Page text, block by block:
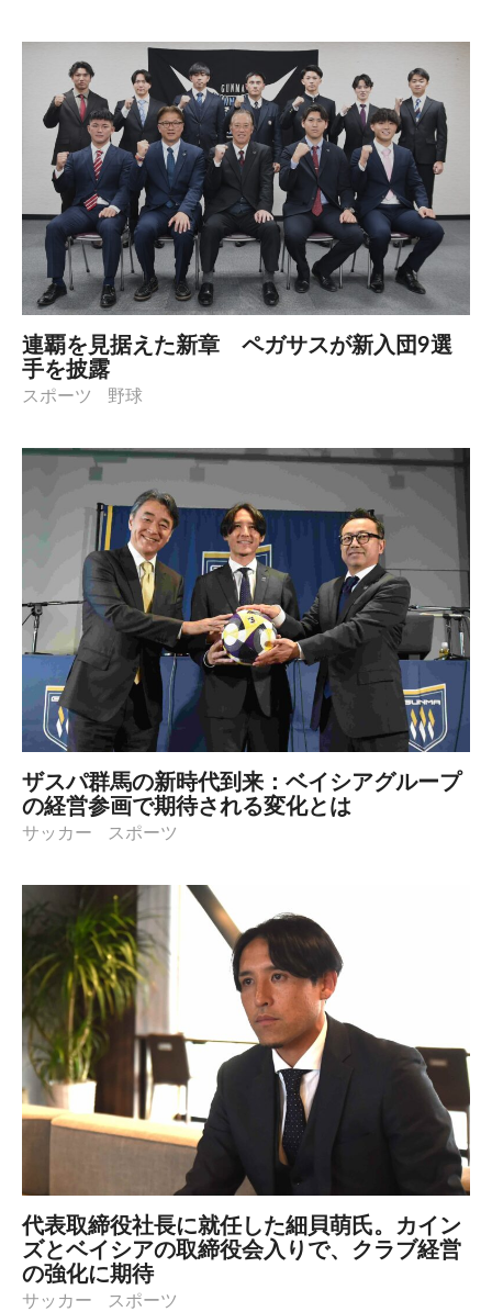
連覇を見据えた新章 ペガサスが新入団9選
手を披露
スポーツ 野球
ザスパ群馬の新時代到来：ベイシアグループ
の経営参画で期待される変化とは
サッカー スポーツ
代表取締役社長に就任した細貝萌氏。カイン
ズとベイシアの取締役会入りで、クラブ経営
の強化に期待
サッカー スポーツ